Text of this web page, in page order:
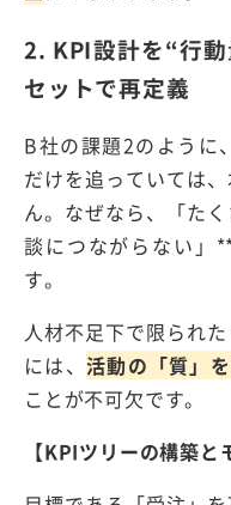
2. KPI設計を“行
セットで再定義
B社の課題2のように
だけを追っていては
ん。なぜなら、「た
談につながらない」
す。
人材不足下で限られ
には、 活動の「質」
ことが不可欠です。
【KPIツリーの構築と